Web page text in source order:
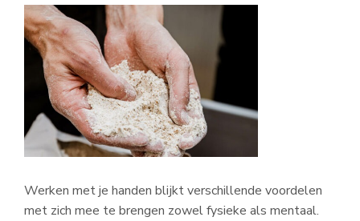
Werken met je handen blijkt verschillende voordelen
met zich mee te brengen zowel fysieke als mentaal.